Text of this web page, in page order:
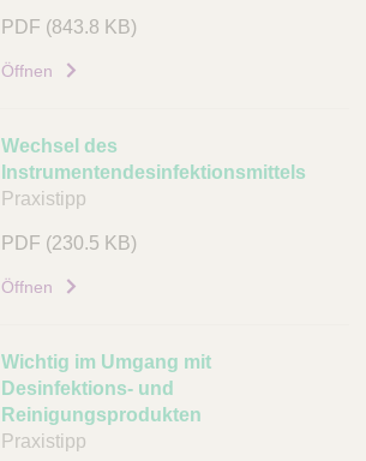
PDF (843.8 KB)
Öffnen
Wechsel des
Instrumentendesinfektionsmittels
Praxistipp
PDF (230.5 KB)
Öffnen
Wichtig im Umgang mit
Desinfektions- und
Reinigungsprodukten
Praxistipp